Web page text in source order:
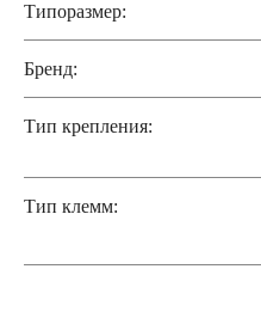
Типоразмер:
Бренд:
Тип крепления:
Тип клемм: